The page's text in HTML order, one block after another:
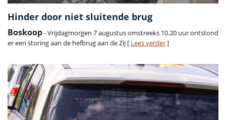
Hinder door niet sluitende brug
Boskoop- Vrijdagmorgen 7 augustus omstreeks 10.20 uur ontstond
er een storing aan de hefbrug aan de Zij [ Lees verder]